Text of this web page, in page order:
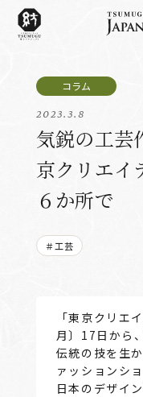
2023.3.8
気鋭の工
京クリエイ
６か所で
＃工芸
「東京クリエ
月〕17日から
伝統の技を生
ァッションシ
日本のデザイ